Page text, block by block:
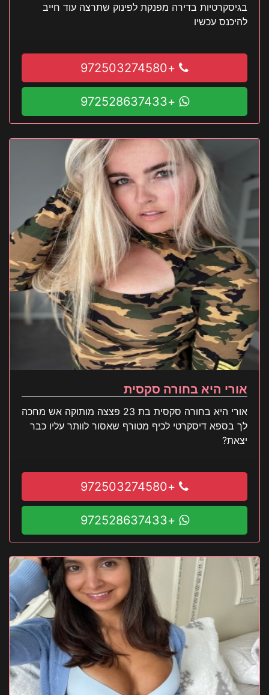
בגיסקרטיות בדירה מפנקת לפינוק שתרצה עוד חייב
להיכנס עכשיו
+972503274580
+972528637433
אורי היא בחורה סקסית
אורי היא בחורה סקסית בת 23 פצצה מותוקה אש מחכה
לך בספא דיסקרטי לכיף מטורף שאסור לוותר עליו כבר
יצאת?
+972503274580
+972528637433